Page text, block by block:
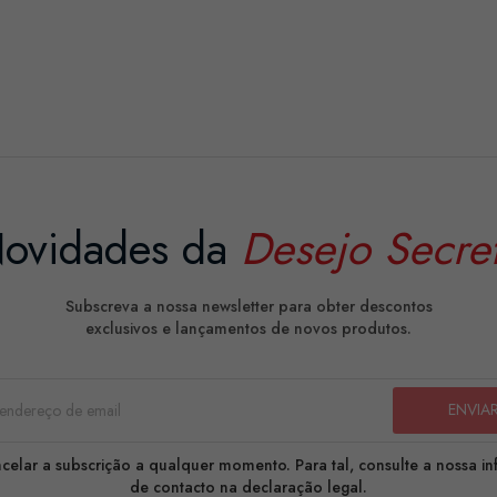
da Desejo
Subscreva a nossa newsletter para obter descontos
exclusivos e lançamentos de novos produtos.
a subscrição a qualquer momento. Para tal, consulte a nossa
de contacto na declaração legal.